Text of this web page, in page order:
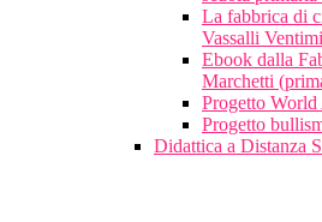
La fabbrica di
Vassalli
Ebook dalla
Marchetti
Progetto
Progetto
Didattica a Distanza